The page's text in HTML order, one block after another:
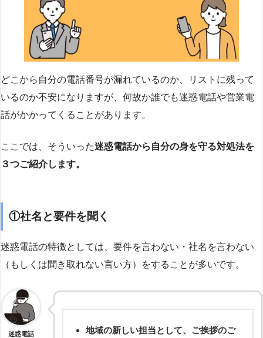
どこから自分の電話番号が漏れているのか、リストに残って
いるのか不安になりますが、何故か誰でも迷惑電話や営業電
話がかかってくることがあります。
ここでは、そういった迷惑電話から自分の身を守る対処法を
３つご紹介します。
①社名と要件を聞く
迷惑電話の特徴としては、要件を言わない・社名を言わない
（もしくは聞き取れない言い方）をすることが多いです。
迷惑電話
地域の新しい担当として、ご挨拶のご